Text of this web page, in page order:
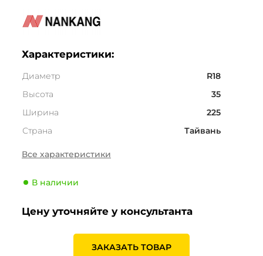
Характеристики:
Диаметр
R18
Высота
35
Ширина
225
Страна
Тайвань
Сезонность
средства
Индекс скорости
W (270 км/ч)
Индекс нагрузки
87 (545кг)
Все характеристики
В наличии
Цену уточняйте у консультанта
ЗАКАЗАТЬ ТОВАР